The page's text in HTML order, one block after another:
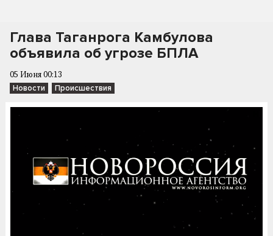
Глава Таганрога Камбулова
объявила об угрозе БПЛА
05 Июня 00:13
Новости Происшествия